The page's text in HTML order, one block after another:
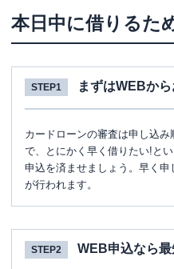
本日中に借りるた
STEP1 まずはWEBか
カードローンの審査は申し込
で、とにかく早く借りたい!と
申込を済ませましょう。早く申
が行われます。
STEP2 WEB申込なら